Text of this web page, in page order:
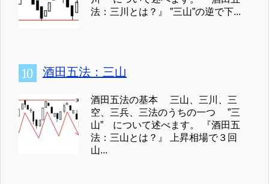
法：三川とは？』 ”三山”の逆で下...
酒田五法：三山
酒田五法の基本 三山、三川、三
空、三兵、三法のうちの一つ ”三
山” について述べます。 『酒田五
法：三山とは？』 上昇相場で３回
山...